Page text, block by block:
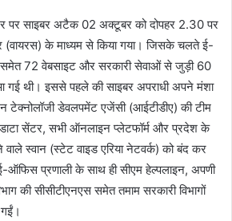
पर साइबर अटैक 02 अक्टूबर को दोपहर 2.30 पर
(वायरस) के माध्यम से किया गया। जिसके चलते ई-
72 वेबसाइट और सरकारी सेवाओं से जुड़ी 60
थी। इससे पहले की साइबर अपराधी अपने मंशा
टेक्नोलॉजी डेवलपमेंट एजेंसी (आईटीडीए) की टीम
सेंटर, सभी ऑनलाइन प्लेटफॉर्म और प्रदेश के
स्वान (स्टेट वाइड एरिया नेटवर्क) को बंद कर
ऑफिस प्रणाली के साथ ही सीएम हेल्पलाइन, अपणी
की सीसीटीएनएस समेत तमाम सरकारी विभागों